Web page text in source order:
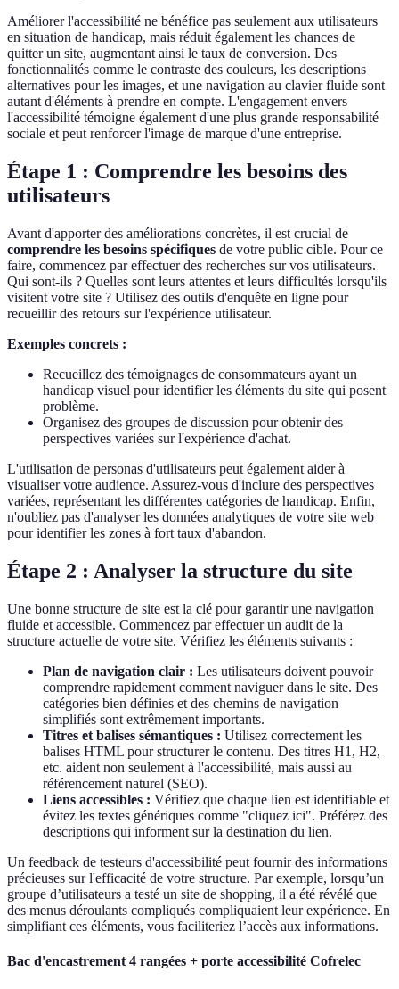
Améliorer l'accessibilité ne bénéfice pas seulement aux utilisateurs
en situation de handicap, mais réduit également les chances de
quitter un site, augmentant ainsi le taux de conversion. Des
fonctionnalités comme le contraste des couleurs, les descriptions
alternatives pour les images, et une navigation au clavier fluide sont
autant d'éléments à prendre en compte. L'engagement envers
l'accessibilité témoigne également d'une plus grande responsabilité
sociale et peut renforcer l'image de marque d'une entreprise.
Étape 1 : Comprendre les besoins des
utilisateurs
Avant d'apporter des améliorations concrètes, il est crucial de
comprendre les besoins spécifiques de votre public cible. Pour ce
faire, commencez par effectuer des recherches sur vos utilisateurs.
Qui sont-ils ? Quelles sont leurs attentes et leurs difficultés lorsqu'ils
visitent votre site ? Utilisez des outils d'enquête en ligne pour
recueillir des retours sur l'expérience utilisateur.
Exemples concrets :
Recueillez des témoignages de consommateurs ayant un
handicap visuel pour identifier les éléments du site qui posent
problème.
Organisez des groupes de discussion pour obtenir des
perspectives variées sur l'expérience d'achat.
L'utilisation de personas d'utilisateurs peut également aider à
visualiser votre audience. Assurez-vous d'inclure des perspectives
variées, représentant les différentes catégories de handicap. Enfin,
n'oubliez pas d'analyser les données analytiques de votre site web
pour identifier les zones à fort taux d'abandon.
Étape 2 : Analyser la structure du site
Une bonne structure de site est la clé pour garantir une navigation
fluide et accessible. Commencez par effectuer un audit de la
structure actuelle de votre site. Vérifiez les éléments suivants :
Plan de navigation clair : Les utilisateurs doivent pouvoir
comprendre rapidement comment naviguer dans le site. Des
catégories bien définies et des chemins de navigation
simplifiés sont extrêmement importants.
Titres et balises sémantiques : Utilisez correctement les
balises HTML pour structurer le contenu. Des titres H1, H2,
etc. aident non seulement à l'accessibilité, mais aussi au
référencement naturel (SEO).
Liens accessibles : Vérifiez que chaque lien est identifiable et
évitez les textes génériques comme "cliquez ici". Préférez des
descriptions qui informent sur la destination du lien.
Un feedback de testeurs d'accessibilité peut fournir des informations
précieuses sur l'efficacité de votre structure. Par exemple, lorsqu’un
groupe d’utilisateurs a testé un site de shopping, il a été révélé que
des menus déroulants compliqués compliquaient leur expérience. En
simplifiant ces éléments, vous faciliteriez l’accès aux informations.
Bac d'encastrement 4 rangées + porte accessibilité Cofrelec